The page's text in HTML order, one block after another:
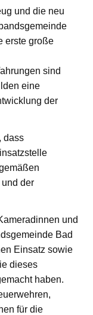
und die neu
erste große
sind
eine
der
dass
der
und
Bad
Einsatz sowie
dieses
haben.
für die